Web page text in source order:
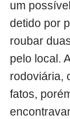
um
detido por
roubar
pelo local.
rodoviária,
fatos,